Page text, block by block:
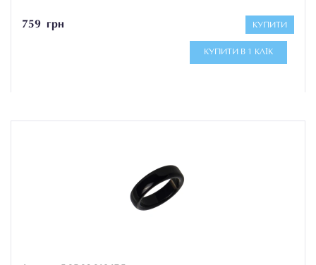
759 грн КУПИТИ
КУПИТИ В 1 КЛІК